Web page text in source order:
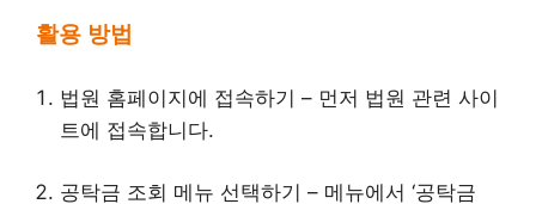
활용 방법
법원 홈페이지에 접속하기 – 먼저 법원 관련 사이
트에 접속합니다.
공탁금 조회 메뉴 선택하기 – 메뉴에서 ‘공탁금